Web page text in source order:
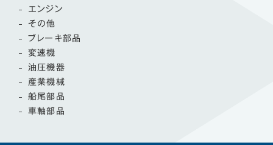
エンジン
その他
ブレーキ部品
変速機
油圧機器
産業機械
船尾部品
車軸部品